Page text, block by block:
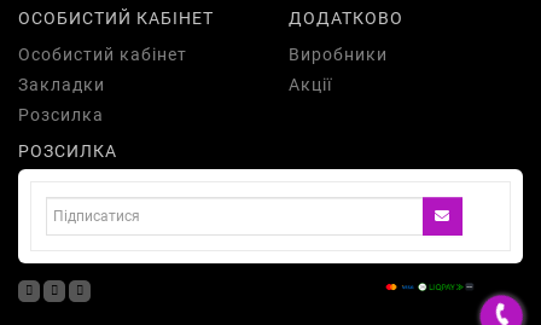
ОСОБИСТИЙ КАБІНЕТ
Особистий кабінет
Закладки
Розсилка
ДОДАТКОВО
Виробники
Акції
РОЗСИЛКА